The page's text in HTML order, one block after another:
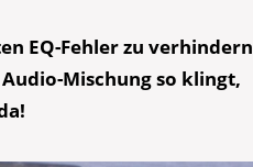
EQ-Fehler zu verhindern
Mischung so klingt,